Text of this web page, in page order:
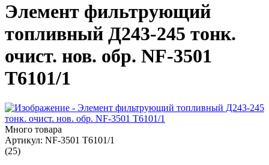
Элемент фильтрующий
топливный Д243-245 тонк.
очист. нов. обр. NF-3501
Т6101/1
Много товара
Артикул: NF-3501 Т6101/1
(25)